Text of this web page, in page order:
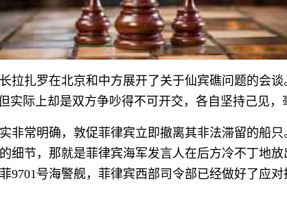
拉扎罗在北京和中方展开了关于仙宾礁问题的会
实际上却是双方争吵得不可开交，各自坚持己见，
非常明确，敦促菲律宾立即撤离其非法滞留的船
细节，那就是菲律宾海军发言人在后方冷不丁地
9701号海警舰，菲律宾西部司令部已经做好了应对